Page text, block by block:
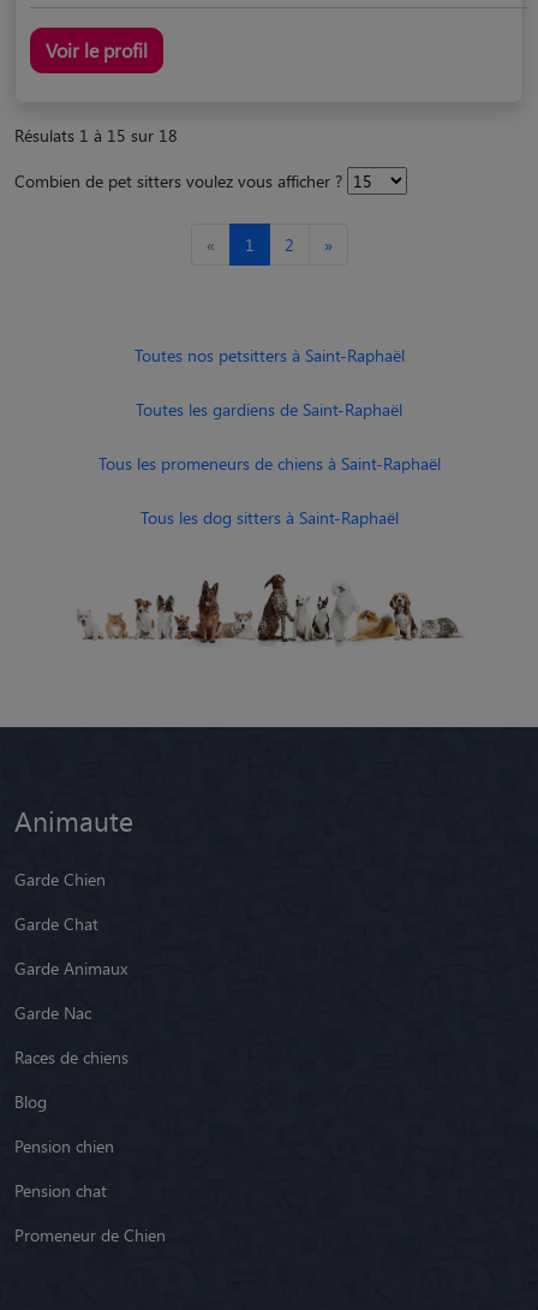
Voir le profil
Résulats 1 à 15 sur 18
Combien de pet sitters voulez vous afficher ?
« 1 2 »
Toutes nos petsitters à Saint-Raphaël
Toutes les gardiens de Saint-Raphaël
Tous les promeneurs de chiens à Saint-Raphaël
Tous les dog sitters à Saint-Raphaël
Animaute
Garde Chien
Garde Chat
Garde Animaux
Garde Nac
Races de chiens
Blog
Pension chien
Pension chat
Promeneur de Chien